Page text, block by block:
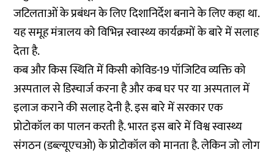
जटिलताओं के प्रबंधन के लिए दिशानिर्देश बनाने के लिए कहा था.
यह समूह मंत्रालय को विभिन्न स्वास्थ्य कार्यक्रमों के बारे में सलाह
देता है.
कब और किस स्थिति में किसी कोविड-19 पॉजिटिव व्यक्ति को
अस्पताल से डिस्चार्ज करना है और कब घर पर या अस्पताल में
इलाज कराने की सलाह देनी है. इस बारे में सरकार एक
प्रोटोकॉल का पालन करती है. भारत इस बारे में विश्व स्वास्थ्य
संगठन (डब्ल्यूएचओ) के प्रोटोकॉल को मानता है. लेकिन जो लोग